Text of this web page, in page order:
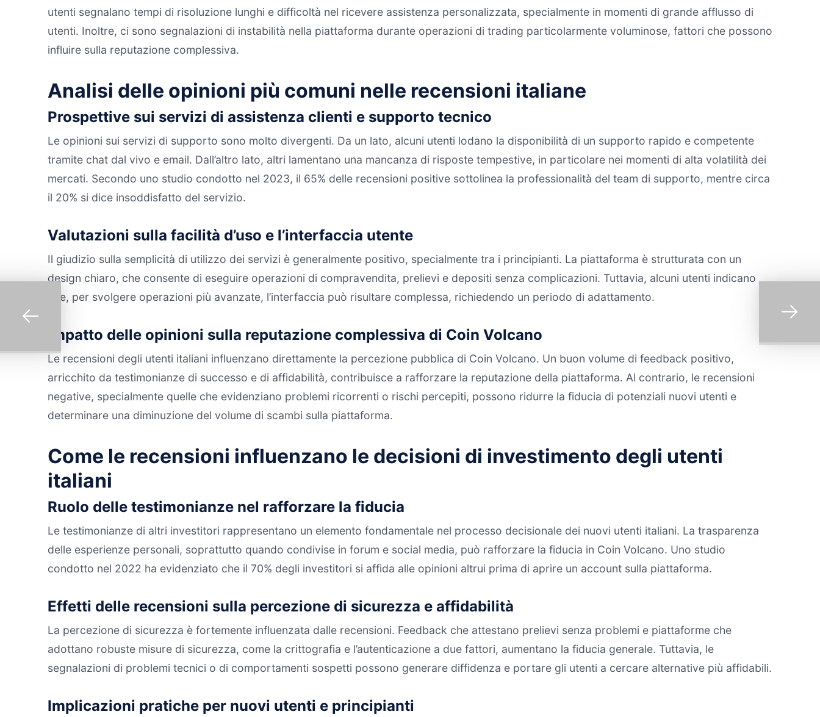
utenti segnalano tempi di risoluzione lunghi e difficoltà nel ricevere assistenza personalizzata, specialmente in momenti di grande afflusso di
utenti. Inoltre, ci sono segnalazioni di instabilità nella piattaforma durante operazioni di trading particolarmente voluminose, fattori che possono
influire sulla reputazione complessiva.
Analisi delle opinioni più comuni nelle recensioni italiane
Prospettive sui servizi di assistenza clienti e supporto tecnico
Le opinioni sui servizi di supporto sono molto divergenti. Da un lato, alcuni utenti lodano la disponibilità di un supporto rapido e competente
tramite chat dal vivo e email. Dall’altro lato, altri lamentano una mancanza di risposte tempestive, in particolare nei momenti di alta volatilità dei
mercati. Secondo uno studio condotto nel 2023, il 65% delle recensioni positive sottolinea la professionalità del team di supporto, mentre circa
il 20% si dice insoddisfatto del servizio.
Valutazioni sulla facilità d’uso e l’interfaccia utente
Il giudizio sulla semplicità di utilizzo dei servizi è generalmente positivo, specialmente tra i principianti. La piattaforma è strutturata con un
design chiaro, che consente di eseguire operazioni di compravendita, prelievi e depositi senza complicazioni. Tuttavia, alcuni utenti indicano
che, per svolgere operazioni più avanzate, l’interfaccia può risultare complessa, richiedendo un periodo di adattamento.
Impatto delle opinioni sulla reputazione complessiva di Coin Volcano
Le recensioni degli utenti italiani influenzano direttamente la percezione pubblica di Coin Volcano. Un buon volume di feedback positivo,
arricchito da testimonianze di successo e di affidabilità, contribuisce a rafforzare la reputazione della piattaforma. Al contrario, le recensioni
negative, specialmente quelle che evidenziano problemi ricorrenti o rischi percepiti, possono ridurre la fiducia di potenziali nuovi utenti e
determinare una diminuzione del volume di scambi sulla piattaforma.
Come le recensioni influenzano le decisioni di investimento degli utenti
italiani
Ruolo delle testimonianze nel rafforzare la fiducia
Le testimonianze di altri investitori rappresentano un elemento fondamentale nel processo decisionale dei nuovi utenti italiani. La trasparenza
delle esperienze personali, soprattutto quando condivise in forum e social media, può rafforzare la fiducia in Coin Volcano. Uno studio
condotto nel 2022 ha evidenziato che il 70% degli investitori si affida alle opinioni altrui prima di aprire un account sulla piattaforma.
Effetti delle recensioni sulla percezione di sicurezza e affidabilità
La percezione di sicurezza è fortemente influenzata dalle recensioni. Feedback che attestano prelievi senza problemi e piattaforme che
adottano robuste misure di sicurezza, come la crittografia e l’autenticazione a due fattori, aumentano la fiducia generale. Tuttavia, le
segnalazioni di problemi tecnici o di comportamenti sospetti possono generare diffidenza e portare gli utenti a cercare alternative più affidabili.
Implicazioni pratiche per nuovi utenti e principianti